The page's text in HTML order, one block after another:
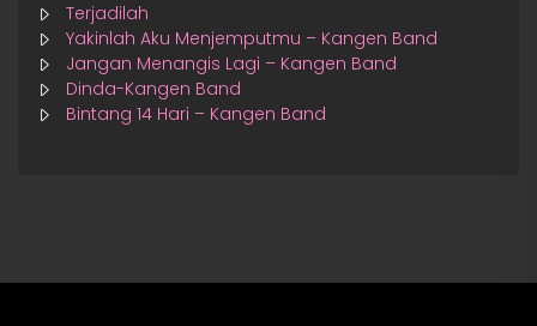
Terjadilah
Yakinlah Aku Menjemputmu – Kangen Band
Jangan Menangis Lagi – Kangen Band
Dinda-Kangen Band
Bintang 14 Hari – Kangen Band